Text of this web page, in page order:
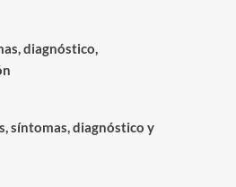
diagnóstico,
síntomas, diagnóstico y